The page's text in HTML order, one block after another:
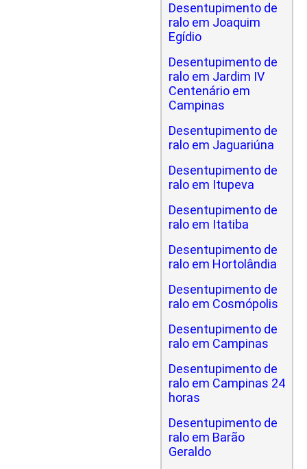
Desentupimento de
ralo em Joaquim
Egídio
Desentupimento de
ralo em Jardim IV
Centenário em
Campinas
Desentupimento de
ralo em Jaguariúna
Desentupimento de
ralo em Itupeva
Desentupimento de
ralo em Itatiba
Desentupimento de
ralo em Hortolândia
Desentupimento de
ralo em Cosmópolis
Desentupimento de
ralo em Campinas
Desentupimento de
ralo em Campinas 24
horas
Desentupimento de
ralo em Barão
Geraldo